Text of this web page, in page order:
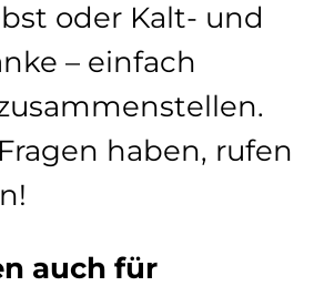
oder Kalt- und
– einfach
haben, rufen
auch für